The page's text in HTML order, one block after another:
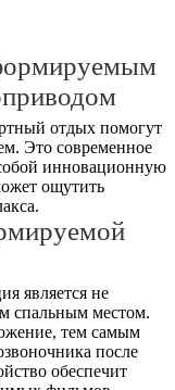
отдых помогут
Это современное
инновационную
ощутить
является не
спальным местом.
тем самым
после
обеспечит